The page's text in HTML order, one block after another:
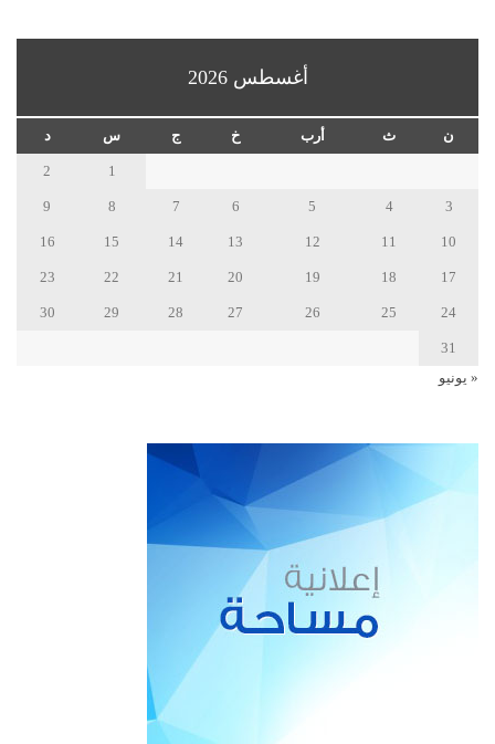
أغسطس 2026
ن ث أرب خ ج س د
1
2
3
4
5
6
7
8
9
10
11
12
13
14
15
16
17
18
19
20
21
22
23
24
25
26
27
28
29
30
31
« يونيو